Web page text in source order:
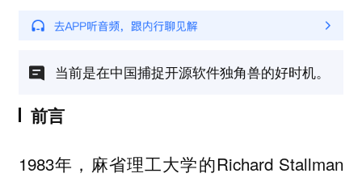
当前是在中国捕捉开源软件独角兽的好时机。
前言
1983年，麻省理工大学的Richard Stallman